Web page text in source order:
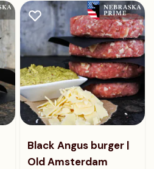
Black Angus burger |
Old Amsterdam